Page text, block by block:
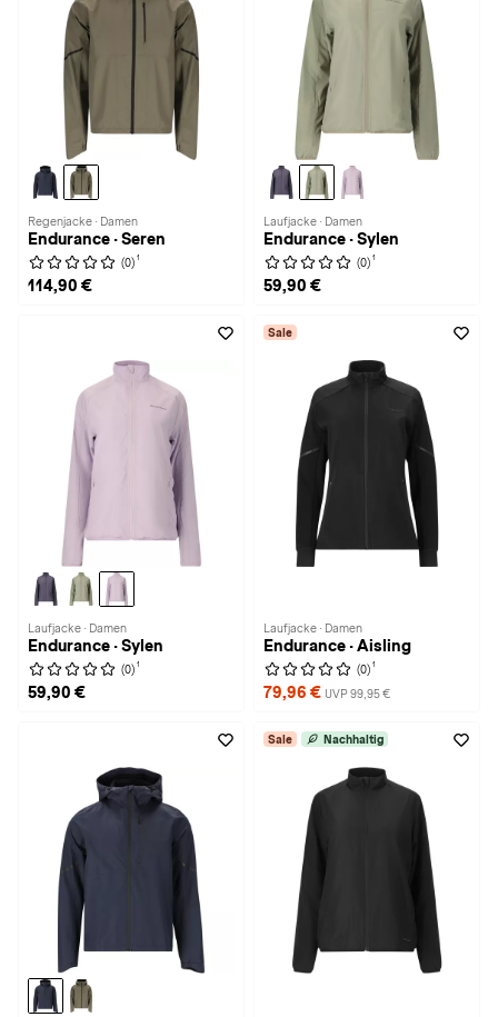
Regenjacke · Damen
Endurance · Seren
(0) 1
114,90 €
Laufjacke · Damen
Endurance · Sylen
(0) 1
59,90 €
Laufjacke · Damen
Endurance · Sylen
(0) 1
59,90 €
Sale
Laufjacke · Damen
Endurance · Aisling
(0) 1
79,96 € UVP 99,95 €
Sale Nachhaltig